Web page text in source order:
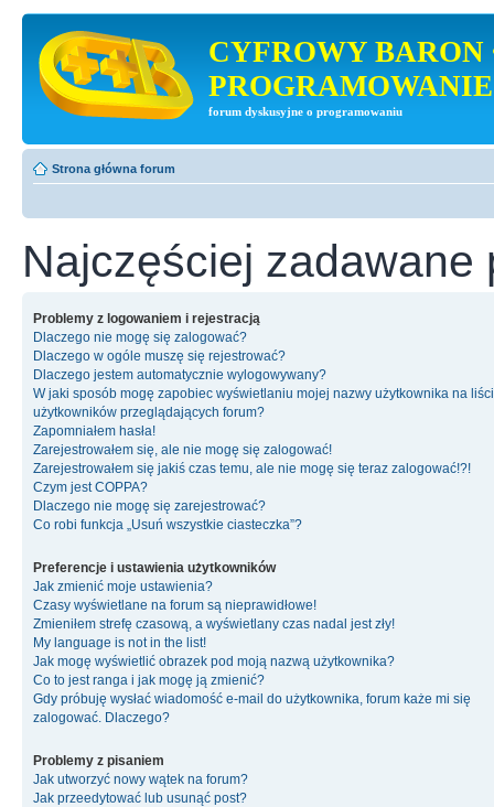
CYFROWY BARON
PROGRAMOWANIE
forum dyskusyjne o programowaniu
Strona główna forum
Najczęściej zadawane
Problemy z logowaniem i rejestracją
Dlaczego nie mogę się zalogować?
Dlaczego w ogóle muszę się rejestrować?
Dlaczego jestem automatycznie wylogowywany?
W jaki sposób mogę zapobiec wyświetlaniu mojej nazwy użytkownika na
użytkowników przeglądających forum?
Zapomniałem hasła!
Zarejestrowałem się, ale nie mogę się zalogować!
Zarejestrowałem się jakiś czas temu, ale nie mogę się teraz zalogować!?!
Czym jest COPPA?
Dlaczego nie mogę się zarejestrować?
Co robi funkcja „Usuń wszystkie ciasteczka”?
Preferencje i ustawienia użytkowników
Jak zmienić moje ustawienia?
Czasy wyświetlane na forum są nieprawidłowe!
Zmieniłem strefę czasową, a wyświetlany czas nadal jest zły!
My language is not in the list!
Jak mogę wyświetlić obrazek pod moją nazwą użytkownika?
Co to jest ranga i jak mogę ją zmienić?
Gdy próbuję wysłać wiadomość e-mail do użytkownika, forum każe mi się
zalogować. Dlaczego?
Problemy z pisaniem
Jak utworzyć nowy wątek na forum?
Jak przeedytować lub usunąć post?